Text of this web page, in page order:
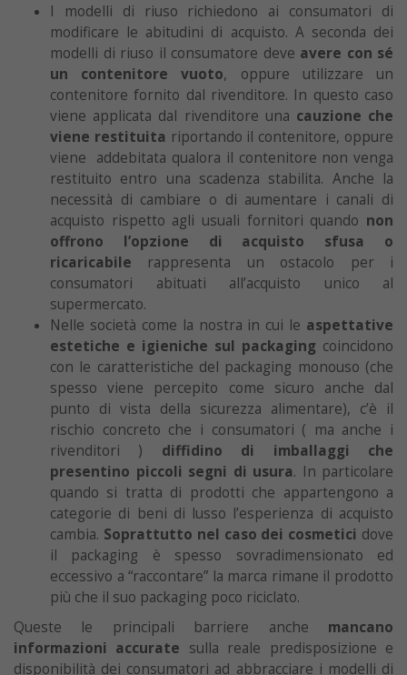
I modelli di riuso richiedono ai consumatori di
modificare le abitudini di acquisto. A seconda dei
modelli di riuso il consumatore deve avere con sé
un contenitore vuoto, oppure utilizzare un
contenitore fornito dal rivenditore. In questo caso
viene applicata dal rivenditore una cauzione che
viene restituita riportando il contenitore, oppure
viene addebitata qualora il contenitore non venga
restituito entro una scadenza stabilita. Anche la
necessità di cambiare o di aumentare i canali di
acquisto rispetto agli usuali fornitori quando non
offrono l’opzione di acquisto sfusa o
ricaricabile rappresenta un ostacolo per i
consumatori abituati all’acquisto unico al
supermercato.
Nelle società come la nostra in cui le aspettative
estetiche e igieniche sul packaging coincidono
con le caratteristiche del packaging monouso (che
spesso viene percepito come sicuro anche dal
punto di vista della sicurezza alimentare), c’è il
rischio concreto che i consumatori ( ma anche i
rivenditori ) diffidino di imballaggi che
presentino piccoli segni di usura. In particolare
quando si tratta di prodotti che appartengono a
categorie di beni di lusso l’esperienza di acquisto
cambia. Soprattutto nel caso dei cosmetici dove
il packaging è spesso sovradimensionato ed
eccessivo a “raccontare” la marca rimane il prodotto
più che il suo packaging poco riciclato.
Queste le principali barriere anche mancano
informazioni accurate sulla reale predisposizione e
disponibilità dei consumatori ad abbracciare i modelli di